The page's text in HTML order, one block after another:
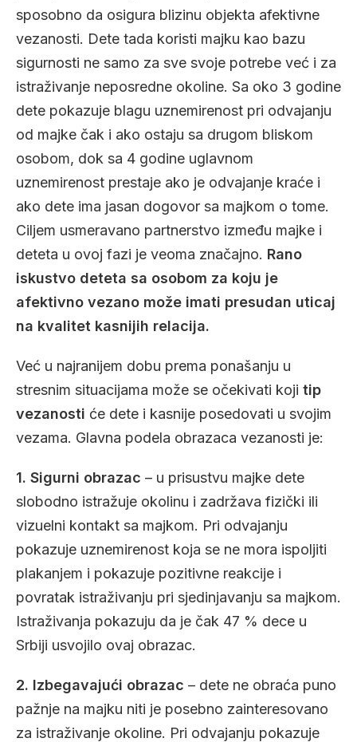
sposobno da osigura blizinu objekta afektivne
vezanosti. Dete tada koristi majku kao bazu
sigurnosti ne samo za sve svoje potrebe već i za
istraživanje neposredne okoline. Sa oko 3 godine
dete pokazuje blagu uznemirenost pri odvajanju
od majke čak i ako ostaju sa drugom bliskom
osobom, dok sa 4 godine uglavnom
uznemirenost prestaje ako je odvajanje kraće i
ako dete ima jasan dogovor sa majkom o tome.
Ciljem usmeravano partnerstvo između majke i
deteta u ovoj fazi je veoma značajno. Rano
iskustvo deteta sa osobom za koju je
afektivno vezano može imati presudan uticaj
na kvalitet kasnijih relacija.
Već u najranijem dobu prema ponašanju u
stresnim situacijama može se očekivati koji tip
vezanosti će dete i kasnije posedovati u svojim
vezama. Glavna podela obrazaca vezanosti je:
1. Sigurni obrazac – u prisustvu majke dete
slobodno istražuje okolinu i zadržava fizički ili
vizuelni kontakt sa majkom. Pri odvajanju
pokazuje uznemirenost koja se ne mora ispoljiti
plakanjem i pokazuje pozitivne reakcije i
povratak istraživanju pri sjedinjavanju sa majkom.
Istraživanja pokazuju da je čak 47 % dece u
Srbiji usvojilo ovaj obrazac.
2. Izbegavajući obrazac – dete ne obraća puno
pažnje na majku niti je posebno zainteresovano
za istraživanje okoline. Pri odvajanju pokazuje